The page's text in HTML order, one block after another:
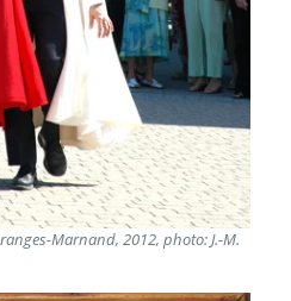
Marnand, 2012, photo: J.-M.